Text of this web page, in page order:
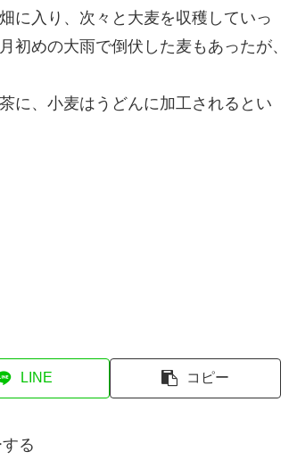
に入り、次々と大麦を収穫していっ
初めの大雨で倒伏した麦もあったが、
に、小麦はうどんに加工されるとい
LINE コピー
る